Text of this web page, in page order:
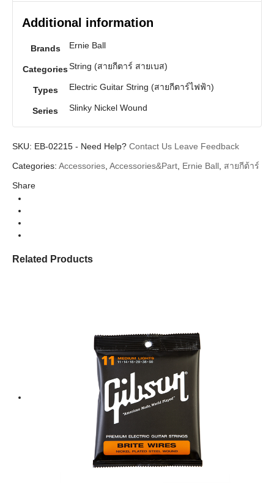
Additional information
Brands Ernie Ball
CategoriesString (สายกีตาร์ สายเบส)
Types Electric Guitar String (สายกีตาร์ไฟฟ้า)
Series Slinky Nickel Wound
SKU: EB-02215 - Need Help? Contact Us Leave Feedback
Categories: Accessories, Accessories&Part, Ernie Ball, สายกีต้าร์
Share
Related Products